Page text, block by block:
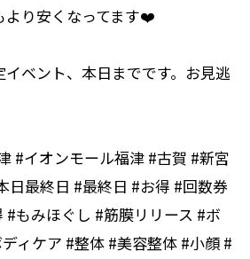
より安くなってます❤️
ベント、本日までです。お見逃
#イオンモール福津 #古賀 #新宮
日最終日 #最終日 #お得 #回数券
#もみほぐし #筋膜リリース #ボ
ィケア #整体 #美容整体 #小顔 #